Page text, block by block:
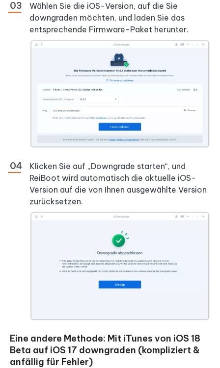
Wählen Sie die iOS-Version, auf die Sie
downgraden möchten, und laden Sie das
entsprechende Firmware-Paket herunter.
Klicken Sie auf „Downgrade starten“, und
ReiBoot wird automatisch die aktuelle iOS-
Version auf die von Ihnen ausgewählte Version
zurücksetzen.
Eine andere Methode: Mit iTunes von iOS 18
Beta auf iOS 17 downgraden (kompliziert &
anfällig für Fehler)